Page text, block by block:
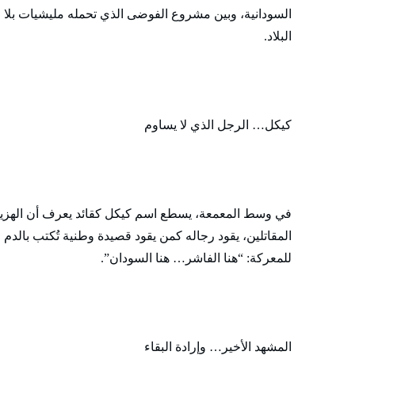
السودانية، وبين مشروع الفوضى الذي تحمله مليشيات
البلاد.
كيكل… الرجل الذي لا يساوم
في وسط المعمعة، يسطع اسم كيكل كقائد يعرف أن
المقاتلين، يقود رجاله كمن يقود قصيدة وطنية تُكتب
للمعركة: “هنا الفاشر… هنا السودان”.
المشهد الأخير… وإرادة البقاء